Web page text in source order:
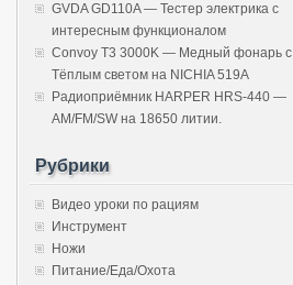
GVDA GD110A — Тестер электрика с
интересным функционалом
Convoy T3 3000K — Медный фонарь с
Тёплым светом на NICHIA 519A
Радиоприёмник HARPER HRS-440 —
AM/FM/SW на 18650 литии.
Рубрики
Видео уроки по рациям
Инструмент
Ножи
Питание/Еда/Охота